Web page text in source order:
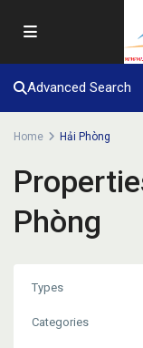
Advanced Search
Home Hải Phòng
Phòng
Types
Categories